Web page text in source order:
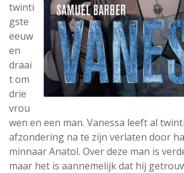
twinti
gste
eeuw
en
draai
t om
drie
vrou
wen en een man. Vanessa leeft al
afzondering na te zijn verlaten door
minnaar Anatol. Over deze man is
maar het is aannemelijk dat hij